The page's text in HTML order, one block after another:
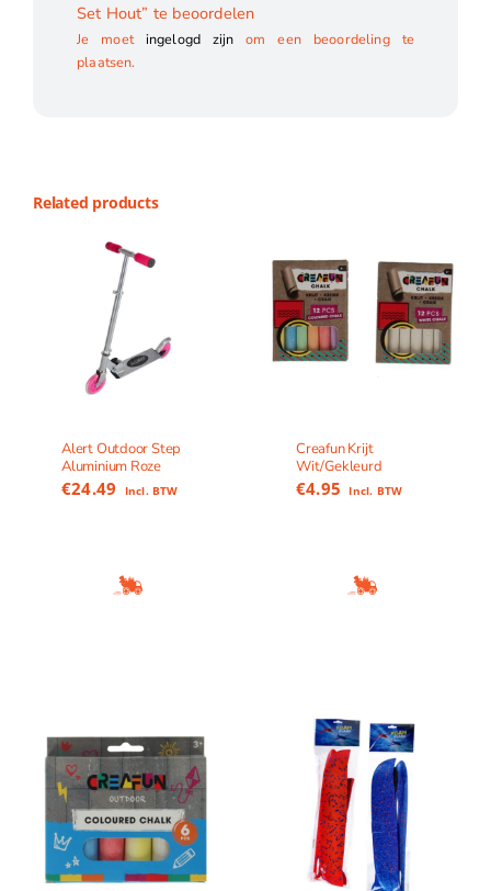
Set Hout” te beoordelen
Je moet ingelogd zijn om een beoordeling te
plaatsen.
Related products
Alert Outdoor Step
Aluminium Roze
€24.49 Incl. BTW
Creafun Krijt
Wit/Gekleurd
€4.95 Incl. BTW